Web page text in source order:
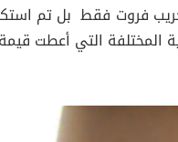
فروت فقط بل تم
المختلفة التي أعطت